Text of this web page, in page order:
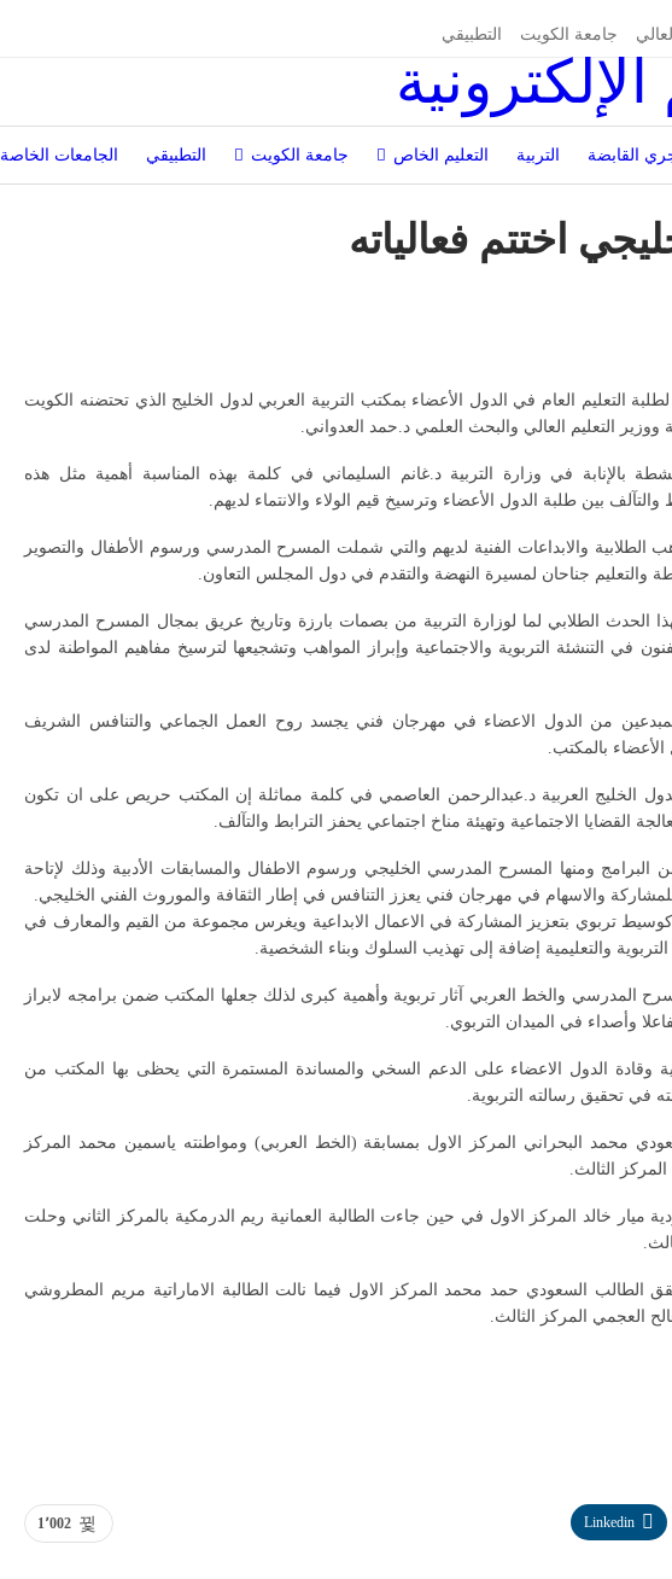
جامعة الكويت التطبيقي
القابضة التربية التعليم الخاص جامعة الكويت التطبيقي الجامعات الخاصة
اختتم فعالياته
التعليم العام في الدول الأعضاء بمكتب التربية العربي لدول الخليج الذي تحتضنه الكويت
ووزير التعليم العالي والبحث العلمي د.حمد العدواني.
بالإنابة في وزارة التربية د.غانم السليماني في كلمة بهذه المناسبة أهمية مثل هذه
والتآلف بين طلبة الدول الأعضاء وترسيخ قيم الولاء والانتماء لديهم.
الطلابية والابداعات الفنية لديهم والتي شملت المسرح المدرسي ورسوم الأطفال والتصوير
والتعليم جناحان لمسيرة النهضة والتقدم في دول المجلس التعاون.
الحدث الطلابي لما لوزارة التربية من بصمات بارزة وتاريخ عريق بمجال المسرح المدرسي
في التنشئة التربوية والاجتماعية وإبراز المواهب وتشجيعها لترسيخ مفاهيم المواطنة لدى
من الدول الاعضاء في مهرجان فني يجسد روح العمل الجماعي والتنافس الشريف
الأعضاء بالمكتب.
الخليج العربية د.عبدالرحمن العاصمي في كلمة مماثلة إن المكتب حريص على ان تكون
القضايا الاجتماعية وتهيئة مناخ اجتماعي يحفز الترابط والتآلف.
ومنها المسرح المدرسي الخليجي ورسوم الاطفال والمسابقات الأدبية وذلك لإتاحة
والاسهام في مهرجان فني يعزز التنافس في إطار الثقافة والموروث الفني الخليجي.
تربوي بتعزيز المشاركة في الاعمال الابداعية ويغرس مجموعة من القيم والمعارف في
والتعليمية إضافة إلى تهذيب السلوك وبناء الشخصية.
المدرسي والخط العربي آثار تربوية وأهمية كبرى لذلك جعلها المكتب ضمن برامجه لابراز
وأصداء في الميدان التربوي.
وقادة الدول الاعضاء على الدعم السخي والمساندة المستمرة التي يحظى بها المكتب من
في تحقيق رسالته التربوية.
محمد البحراني المركز الاول بمسابقة (الخط العربي) ومواطنته ياسمين محمد المركز
المركز الثالث.
خالد المركز الاول في حين جاءت الطالبة العمانية ريم الدرمكية بالمركز الثاني وحلت
الطالب السعودي حمد محمد المركز الاول فيما نالت الطالبة الاماراتية مريم المطروشي
العجمي المركز الثالث.
1٬002 Linkedin